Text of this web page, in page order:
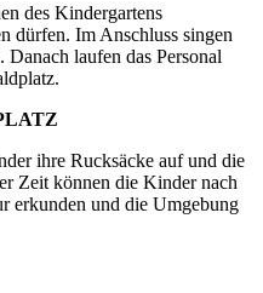
des Kindergartens
dürfen. Im Anschluss singen
laufen das Personal
ihre Rucksäcke auf und die
Zeit können die Kinder nach
erkunden und die Umgebung